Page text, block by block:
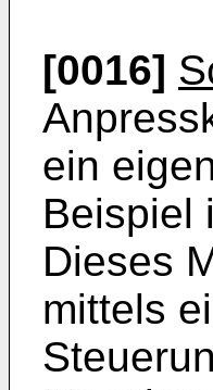
[0016]
ein
Beispiel
Dieses
mittels